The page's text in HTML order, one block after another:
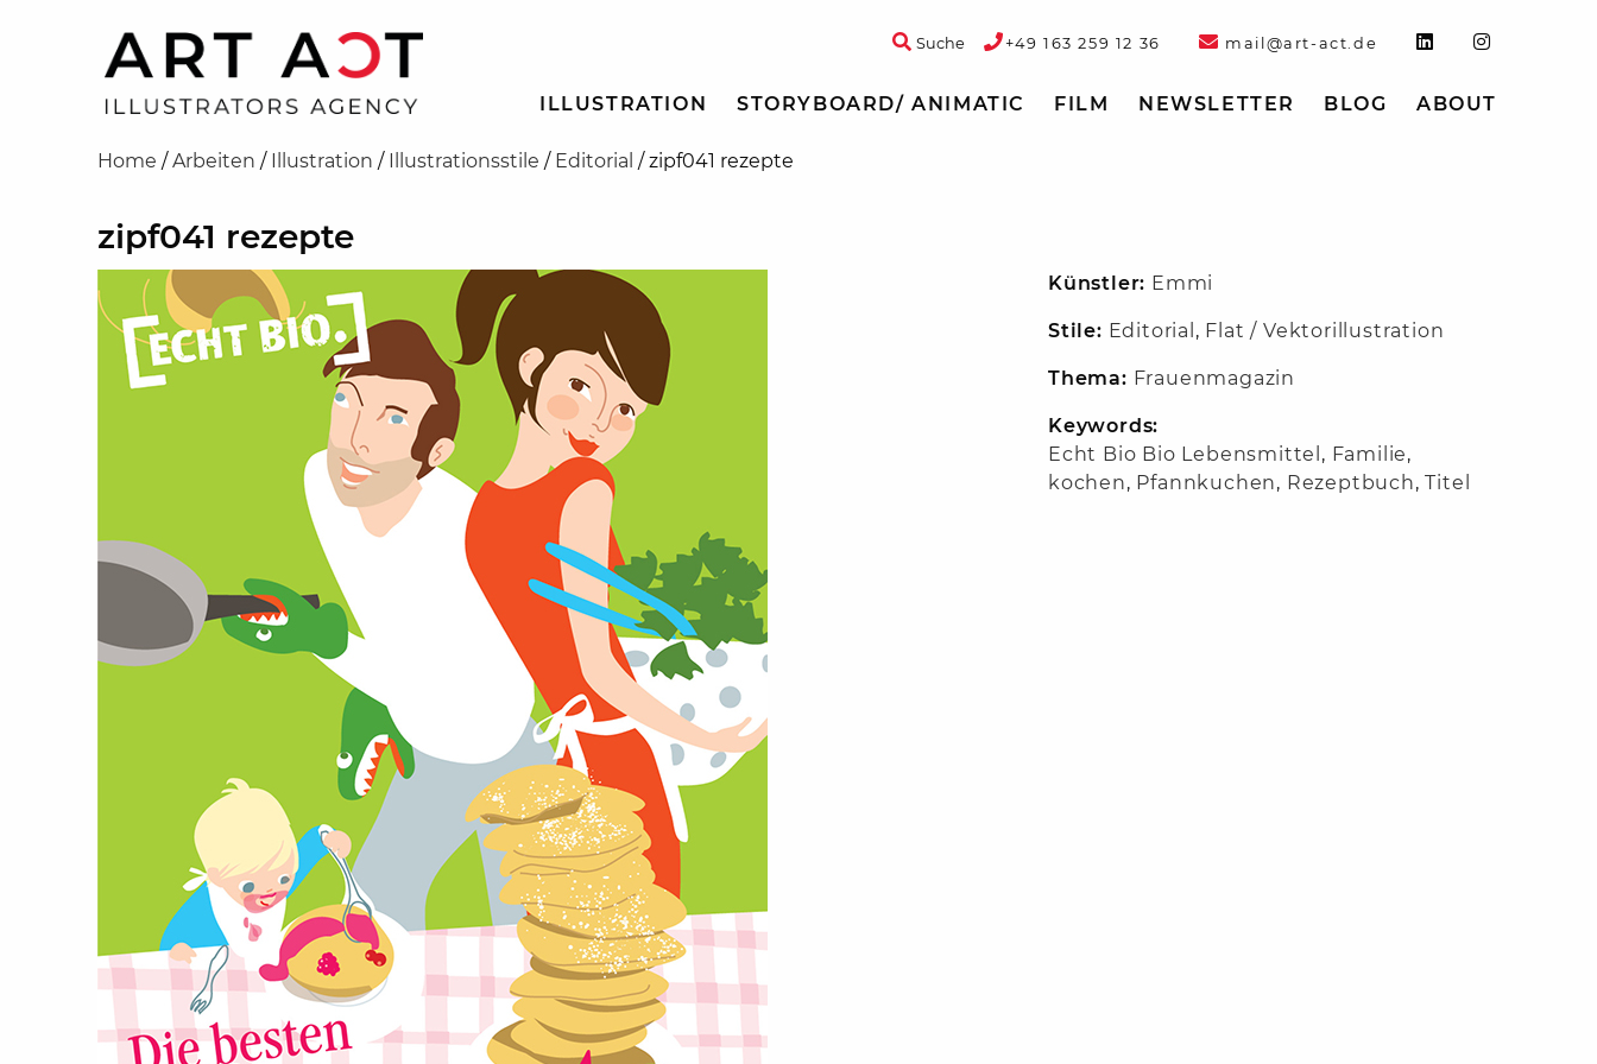
+49 163 259 12 36 mail@art-act.de
Suche
ILLUSTRATION STORYBOARD/ ANIMATIC FILM NEWSLETTER BLOG ABOUT
Home /Arbeiten / Illustration / Illustrationsstile / Editorial /zipf041 rezepte
zipf041 rezepte
Künstler: Emmi
Stile: Editorial , Flat / Vektorillustration
Thema: Frauenmagazin
Keywords:
Echt Bio Bio Lebensmittel , Familie,
kochen, Pfannkuchen, Rezeptbuch,Titel